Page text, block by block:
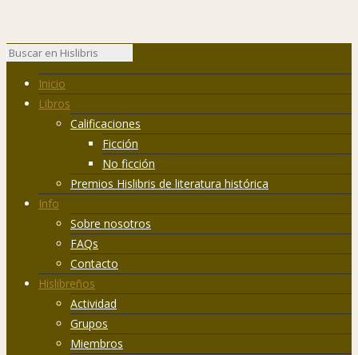
Inicio
Libros
Calificaciones
Ficción
No ficción
Premios Hislibris de literatura histórica
Info
Sobre nosotros
FAQs
Contacto
Hislibreños
Actividad
Grupos
Miembros